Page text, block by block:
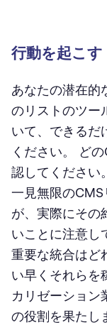
行動を起こす
あなたの潜在的
のリストのツー
いて、できるだ
ください。 ど
認してください
一見無限の
が、実際にその
いことに注意し
重要な統合はど
い早くそれらを
カリゼーション
の役割を果たし